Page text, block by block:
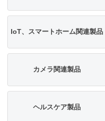
IoT、スマートホーム関連製品
カメラ関連製品
ヘルスケア製品